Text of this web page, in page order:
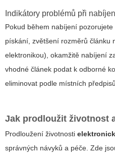
Indikátory problémů při
Pokud během nabíjení
pískání, zvětšení rozměrů článku
elektronikou), okamžitě nabíjení
vhodné článek podat k odborné
eliminovat podle místních
Jak prodloužit životnost
Prodloužení životnosti
správných návyků a péče. Zde